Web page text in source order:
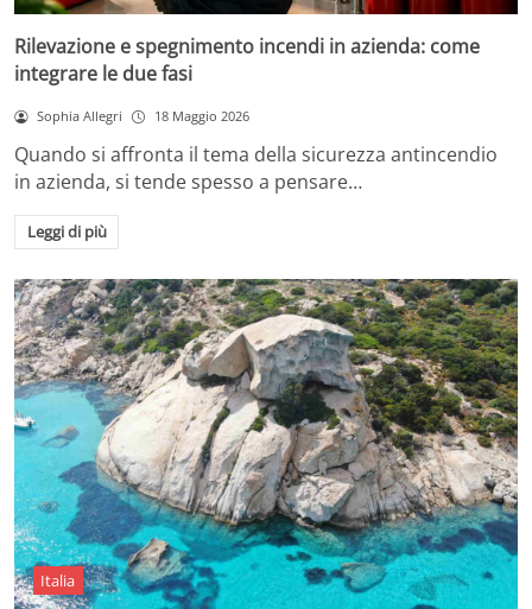
Rilevazione e spegnimento incendi in azienda: come
integrare le due fasi
Sophia Allegri 18 Maggio 2026
Quando si affronta il tema della sicurezza antincendio
in azienda, si tende spesso a pensare…
Leggi di più
Italia